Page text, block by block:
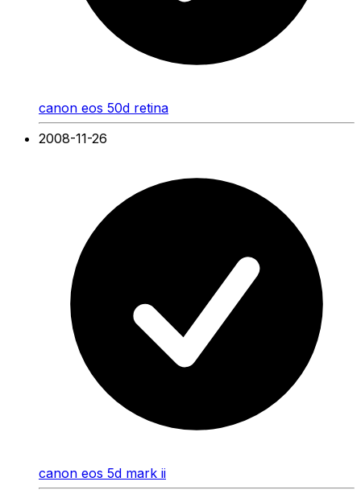
canon eos 50d retina
2008-11-26
canon eos 5d mark ii